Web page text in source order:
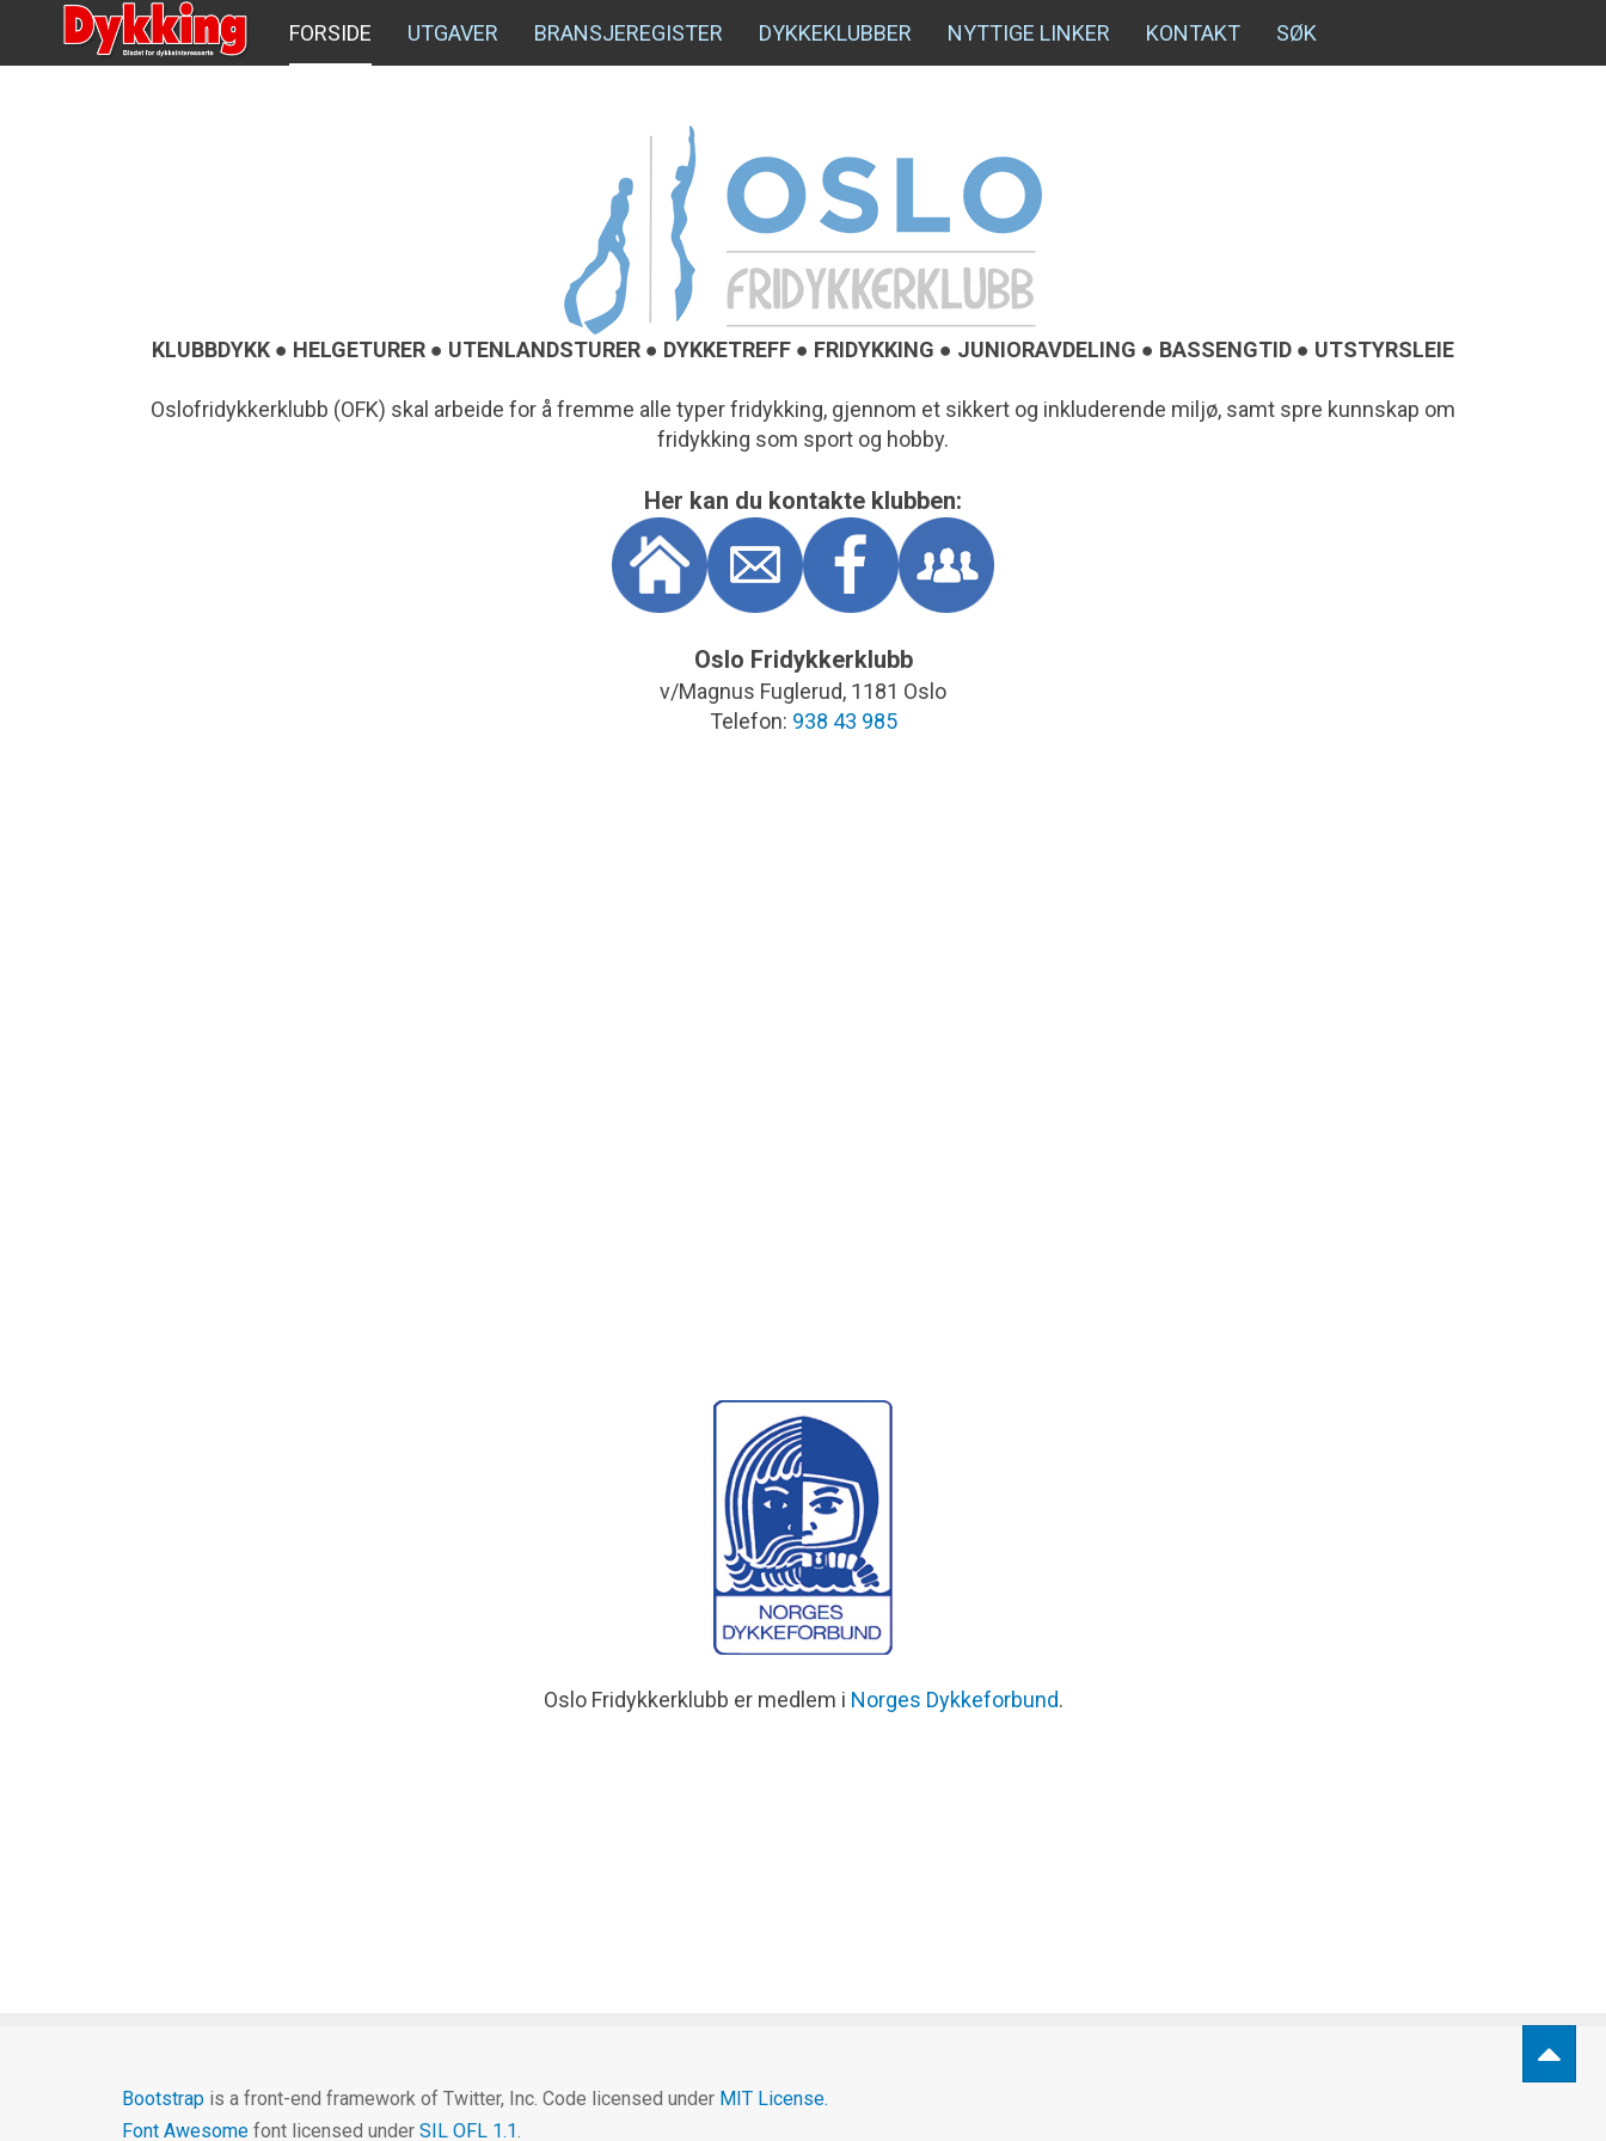
FORSIDE UTGAVER BRANSJEREGISTER DYKKEKLUBBER NYTTIGE LINKER KONTAKT SØK
KLUBBDYKK ● HELGETURER ● UTENLANDSTURER ● DYKKETREFF ● FRIDYKKING ● JUNIORAVDELING ● BASSENGTID ● UTSTYRSLEIE
Oslofridykkerklubb (OFK) skal arbeide for å fremme alle typer fridykking, gjennom et sikkert og inkluderende miljø, samt spre kunnskap om
fridykking som sport og hobby.
Her kan du kontakte klubben:
Oslo Fridykkerklubb
v/Magnus Fuglerud, 1181 Oslo
Telefon: 938 43 985
Oslo Fridykkerklubb er medlem i Norges Dykkeforbund.
Bootstrap is a front-end framework of Twitter, Inc. Code licensed under MIT License.
Font Awesome font licensed under SIL OFL 1.1.